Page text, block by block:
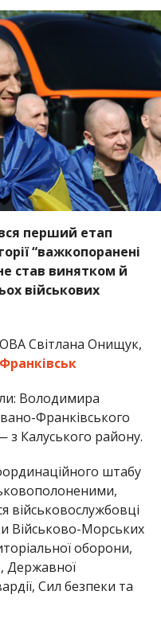
перший етап
“важкопоранені
став винятком й
військових
Світлана Онищук,
Володимира
Франківського
Калуського району.
штабу
військовослужбовці
Військово-Морських
оборони,
Державної
Сил безпеки та